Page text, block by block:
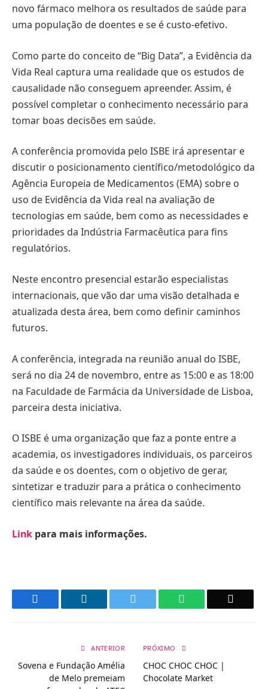
novo fármaco melhora os resultados de saúde para
uma população de doentes e se é custo-efetivo.
Como parte do conceito de “Big Data”, a Evidência da
Vida Real captura uma realidade que os estudos de
causalidade não conseguem apreender. Assim, é
possível completar o conhecimento necessário para
tomar boas decisões em saúde.
A conferência promovida pelo ISBE irá apresentar e
discutir o posicionamento científico/metodológico da
Agência Europeia de Medicamentos (EMA) sobre o
uso de Evidência da Vida real na avaliação de
tecnologias em saúde, bem como as necessidades e
prioridades da Indústria Farmacêutica para fins
regulatórios.
Neste encontro presencial estarão especialistas
internacionais, que vão dar uma visão detalhada e
atualizada desta área, bem como definir caminhos
futuros.
A conferência, integrada na reunião anual do ISBE,
será no dia 24 de novembro, entre as 15:00 e as 18:00
na Faculdade de Farmácia da Universidade de Lisboa,
parceira desta iniciativa.
O ISBE é uma organização que faz a ponte entre a
academia, os investigadores individuais, os parceiros
da saúde e os doentes, com o objetivo de gerar,
sintetizar e traduzir para a prática o conhecimento
científico mais relevante na área da saúde.
Link para mais informações.
WhatsApp
ANTERIOR
Sovena e Fundação Amélia
de Melo premeiam
PRÓXIMO
CHOC CHOC CHOC |
Chocolate Market